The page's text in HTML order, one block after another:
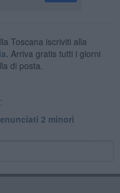
Toscana iscriviti alla
Arriva gratis tutti i giorni
di posta.
2 minori